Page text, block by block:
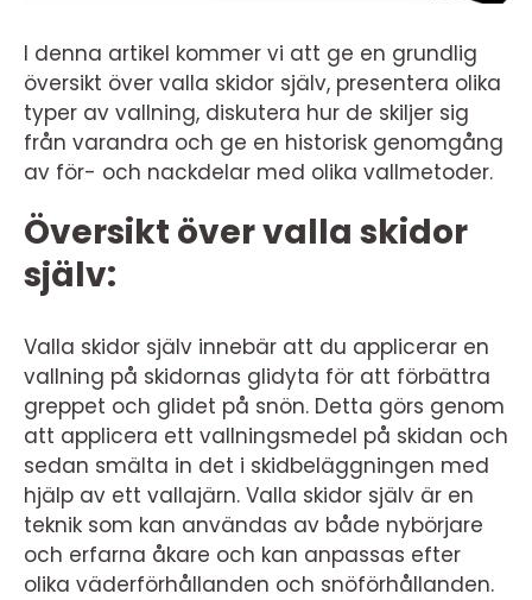
I denna artikel kommer vi att ge en grundlig
översikt över valla skidor själv, presentera olika
typer av vallning, diskutera hur de skiljer sig
från varandra och ge en historisk genomgång
av för- och nackdelar med olika vallmetoder.
Översikt över valla skidor
själv:
Valla skidor själv innebär att du applicerar en
vallning på skidornas glidyta för att förbättra
greppet och glidet på snön. Detta görs genom
att applicera ett vallningsmedel på skidan och
sedan smälta in det i skidbeläggningen med
hjälp av ett vallajärn. Valla skidor själv är en
teknik som kan användas av både nybörjare
och erfarna åkare och kan anpassas efter
olika väderförhållanden och snöförhållanden.